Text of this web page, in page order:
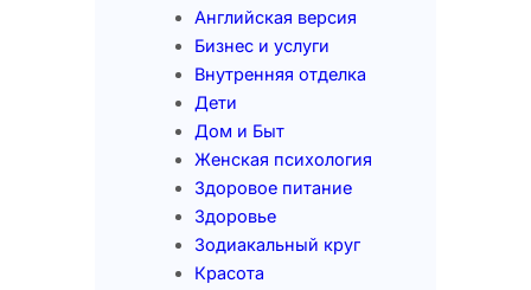
Английская версия
Бизнес и услуги
Внутренняя отделка
Дети
Дом и Быт
Женская психология
Здоровое питание
Здоровье
Зодиакальный круг
Красота